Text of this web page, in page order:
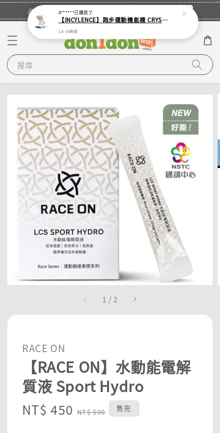
🎉登入會員・領取您的專屬折扣券！ 立即登入
搜尋
1 / 2
RACE ON
【RACE ON】水動能電解
質液 Sport Hydro
Sale
NT$ 450 Regular
NT$ 500 售完
A******已購買了
【INCYLENCE】跑步運動機能襪 CRYSTALS WHITE PURPLE ORANGE
14 小時前